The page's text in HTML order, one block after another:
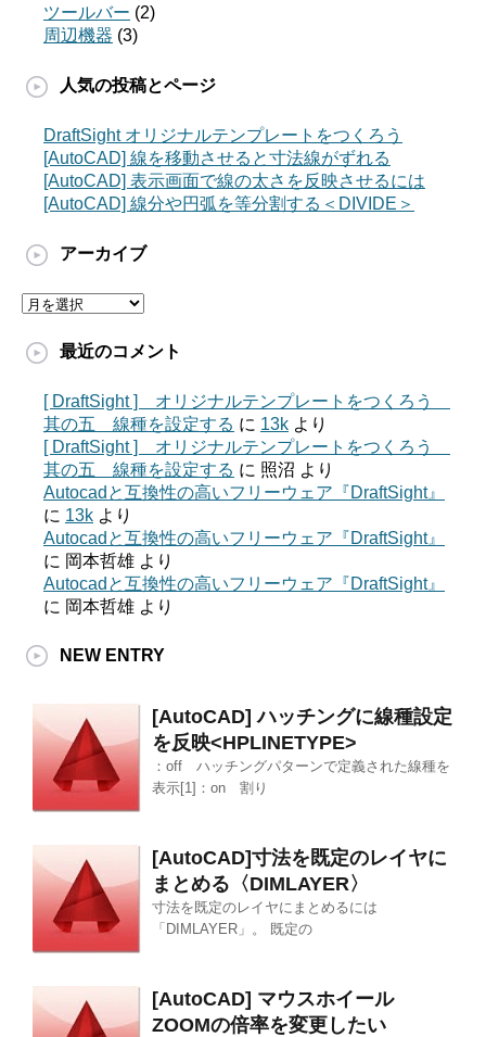
ツールバー (2)
周辺機器 (3)
人気の投稿とページ
DraftSight オリジナルテンプレートをつくろう
[AutoCAD] 線を移動させると寸法線がずれる
[AutoCAD] 表示画面で線の太さを反映させるには
[AutoCAD] 線分や円弧を等分割する＜DIVIDE＞
アーカイブ
ア
カ
最近のコメント
[ DraftSight ] オリジナルテンプレートをつくろう
其の五 線種を設定する に 13k より
[ DraftSight ] オリジナルテンプレートをつくろう
其の五 線種を設定する に 照沼 より
Autocadと互換性の高いフリーウェア『DraftSight』
に 13k より
Autocadと互換性の高いフリーウェア『DraftSight』
に 岡本哲雄 より
Autocadと互換性の高いフリーウェア『DraftSight』
に 岡本哲雄 より
NEW ENTRY
[AutoCAD] ハッチングに線種設定
を反映<HPLINETYPE>
：off ハッチングパターンで定義された線種を
表示[1]：on 割り
[AutoCAD]寸法を既定のレイヤに
まとめる〈DIMLAYER〉
寸法を既定のレイヤにまとめるには
「DIMLAYER」。 既定の
[AutoCAD] マウスホイール
ZOOMの倍率を変更したい